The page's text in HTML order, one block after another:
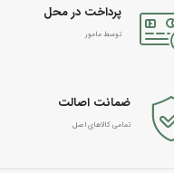
پرداخت در محل
توسط مامور
ضمانت اصالت
تمامی کالاهای اصل